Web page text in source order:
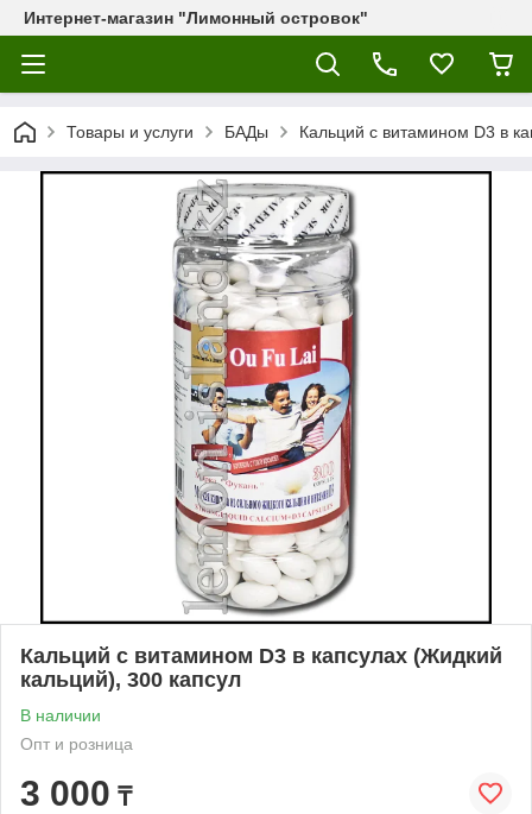
Интернет-магазин "Лимонный островок"
Товары и услуги БАДы Кальций с витамином D3 в
Кальций с витамином D3 в капсулах (Жидкий
кальций), 300 капсул
В наличии
Опт и розница
3 000 ₸